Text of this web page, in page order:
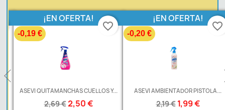
ASEVI QUITAMANCHAS CUELLOS Y...
2,69 €2,50 €
¡EN OFERTA!
-0,19 €
favorite_border
ASEVI AMBIENTADOR PISTOLA...
2,19 €1,99 €
¡EN OFERTA!
-0,20 €
favorite_border